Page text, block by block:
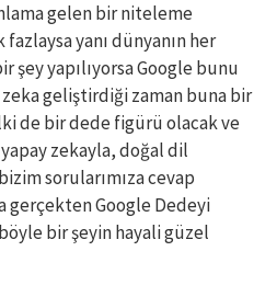
gelen bir niteleme
yanı dünyanın her
şey yapılıyorsa Google bunu
geliştirdiği zaman buna bir
de bir dede figürü olacak ve
zekayla, doğal dil
sorularımıza cevap
gerçekten Google Dedeyi
bir şeyin hayali güzel